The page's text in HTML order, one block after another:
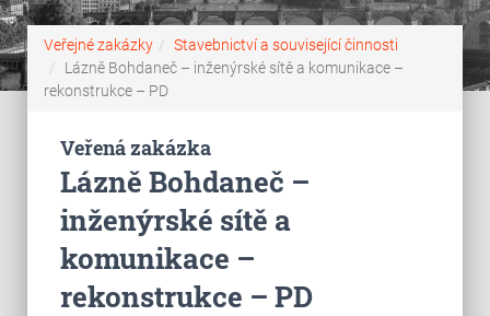
Veřejné zakázky
Stavebnictví a související činnosti
Lázně Bohdaneč – inženýrské sítě a komunikace –
rekonstrukce – PD
Veřená zakázka
Lázně Bohdaneč –
inženýrské sítě a
komunikace –
rekonstrukce – PD